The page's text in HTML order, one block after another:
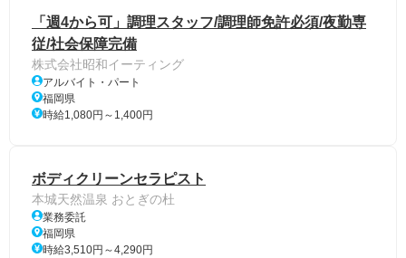
「週4から可」調理スタッフ/調理師免許必須/夜勤専
従/社会保障完備
株式会社昭和イーティング
アルバイト・パート
福岡県
時給1,080円～1,400円
ボディクリーンセラピスト
本城天然温泉 おとぎの杜
業務委託
福岡県
時給3,510円～4,290円